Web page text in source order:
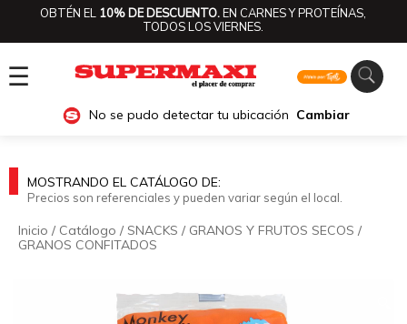
OBTÉN EL 10% DE DESCUENTO.EN CARNES Y PROTEÍNAS,
TODOS LOS VIERNES.
☰
No se pudo detectar tu ubicación Cambiar
MOSTRANDO EL CATÁLOGO DE:
Precios son referenciales y pueden variar según el local.
Inicio / Catálogo / SNACKS / GRANOS Y FRUTOS SECOS /
GRANOS CONFITADOS